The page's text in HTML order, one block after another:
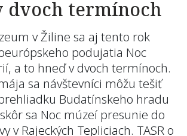
dvoch termínoch
v Žiline sa aj tento rok
podujatia Noc
a to hneď v dvoch termínoch.
sa návštevníci môžu tešiť
Budatínskeho hradu
sa Noc múzeí presunie do
v Rajeckých Tepliciach. TASR o